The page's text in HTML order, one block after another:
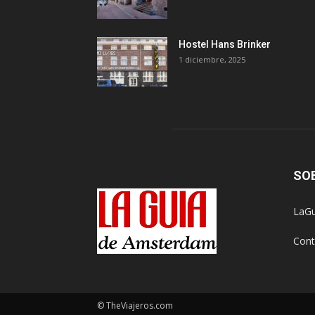
Hostel Hans Brinker
1 diciembre, 2025
© TheViajeros.com